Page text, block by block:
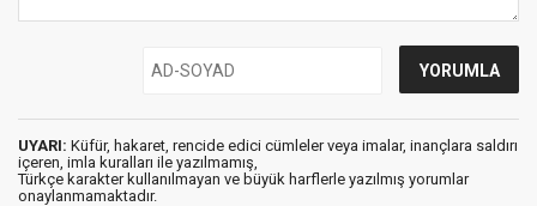
UYARI: Küfür, hakaret, rencide edici cümleler veya imalar, inançlara saldırı
içeren, imla kuralları ile yazılmamış,
Türkçe karakter kullanılmayan ve büyük harflerle yazılmış yorumlar
onaylanmamaktadır.